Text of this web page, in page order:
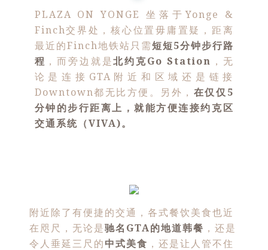
PLAZA ON YONGE 坐落于Yonge &
Finch交界处，核心位置毋庸置疑，距离
最近的Finch地铁站只需短短5分钟步行路
程 ，而旁边就是北约克Go Station ，无
论是连接GTA附近和区域还是链接
Downtown都无比方便。另外， 在仅仅5
分钟的步行距离上，就能方便连接约克区
交通系统（VIVA)。
附近除了有便捷的交通，各式餐饮美食也近
在咫尺，无论是驰名GTA的地道韩餐 ，还是
令人垂延三尺的 中式美食 ，还是让人管不住